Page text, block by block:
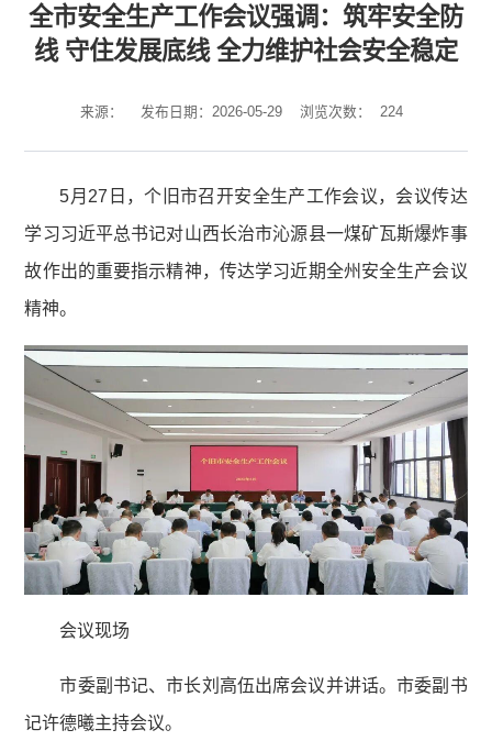
全市安全生产工作会议强调：筑牢安全防
线 守住发展底线 全力维护社会安全稳定
来源： 发布日期：2026-05-29 浏览次数： 224
5月27日，个旧市召开安全生产工作会议，会议传达
学习习近平总书记对山西长治市沁源县一煤矿瓦斯爆炸事
故作出的重要指示精神，传达学习近期全州安全生产会议
精神。
会议现场
市委副书记、市长刘高伍出席会议并讲话。市委副书
记许德曦主持会议。